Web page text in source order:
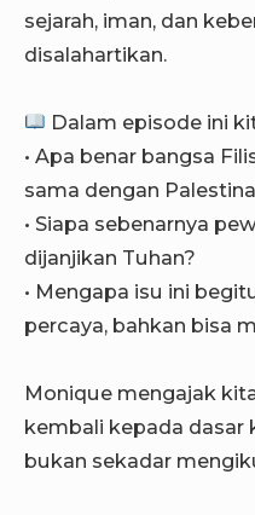
sejarah, iman, dan
disalahartikan.
Dalam episode ini
• Apa benar bangsa
sama dengan
• Siapa sebenarnya
dijanjikan Tuhan?
• Mengapa isu ini
percaya, bahkan bisa
Monique mengajak
kembali kepada dasar
bukan sekadar